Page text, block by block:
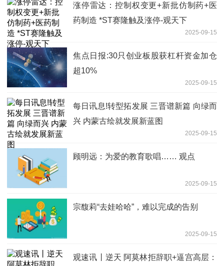
涨停雷达：控制权变更+新批仿制药+医
药制造 *ST赛隆触及涨停-观天下
2025-09-15
焦点日报:30只创业板股获杠杆资金加仓
超10%
2025-09-15
每日讯息!转型拓发展 三晋谱新篇 向绿而
兴 内蒙古绘就发展新蓝图
2025-09-15
顾明远：为爱的教育歌唱…… 观点
2025-09-15
宗馥莉“去娃哈哈”，难以完成的告别
2025-09-15
观速讯丨逆天 阿莫林拒辞职+逼宫高层：